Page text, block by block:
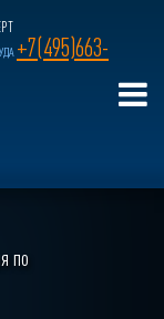
+7(495)663-
по